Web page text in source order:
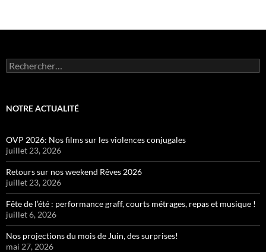
Rechercher :
NOTRE ACTUALITÉ
OVP 2026: Nos films sur les violences conjugales
juillet 23, 2026
Retours sur nos weekend Rêves 2026
juillet 23, 2026
Fête de l’été : performance graff, courts métrages, repas et musique !
juillet 6, 2026
Nos projections du mois de Juin, des surprises!
mai 27, 2026